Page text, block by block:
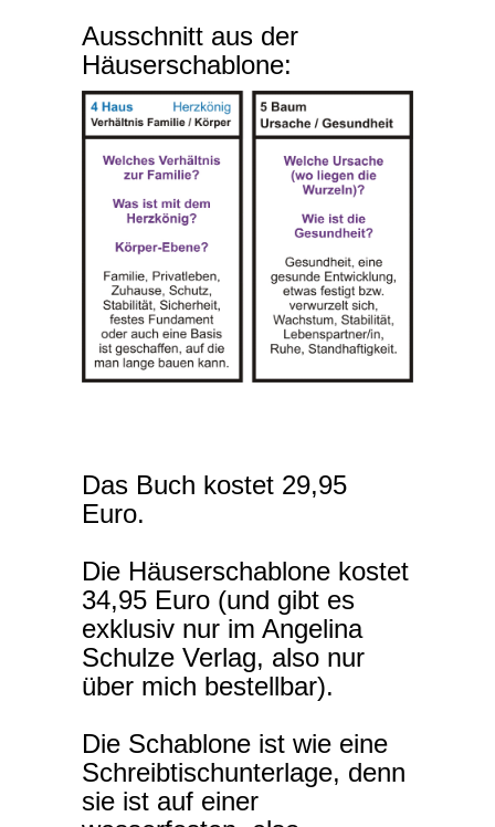
Ausschnitt aus der
Häuserschablone:
Das Buch kostet 29,95
Euro.
Die Häuserschablone kostet
34,95 Euro (und gibt es
exklusiv nur im Angelina
Schulze Verlag, also nur
über mich bestellbar).
Die Schablone ist wie eine
Schreibtischunterlage, denn
sie ist auf einer